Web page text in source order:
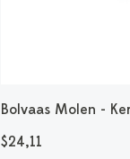
Bolvaas Molen -
$24,11